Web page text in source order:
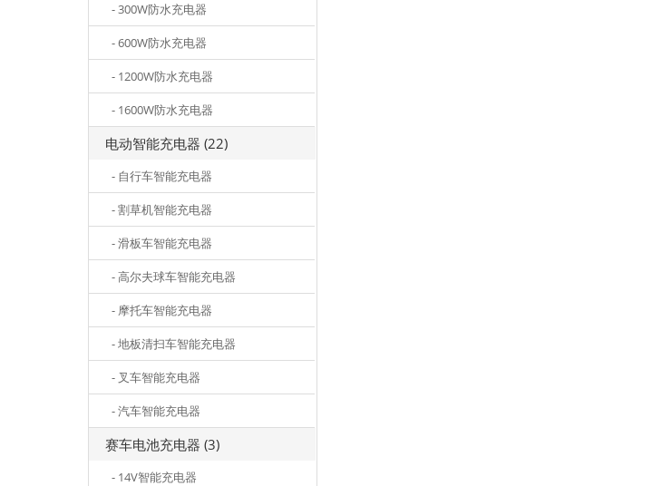
- 300W防水充电器
- 600W防水充电器
- 1200W防水充电器
- 1600W防水充电器
电动智能充电器 (22)
- 自行车智能充电器
- 割草机智能充电器
- 滑板车智能充电器
- 高尔夫球车智能充电器
- 摩托车智能充电器
- 地板清扫车智能充电器
- 叉车智能充电器
- 汽车智能充电器
赛车电池充电器 (3)
- 14V智能充电器